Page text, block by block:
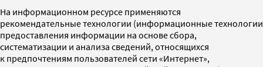
На информационном ресурсе применяются
рекомендательные технологии (информационные технологии
предоставления информации на основе сбора,
систематизации и анализа сведений, относящихся
к предпочтениям пользователей сети «Интернет»,